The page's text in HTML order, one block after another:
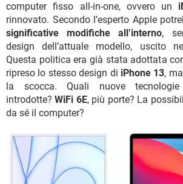
computer fisso all-in-one, ovvero un
rinnovato. Secondo l’esperto Apple
significative modifiche all’interno,
design dell’attuale modello, uscito
Questa politica era già stata adottata
ripreso lo stesso design di iPhone 13,
la scocca. Quali nuove
introdotte?WiFi 6E, più porte? La
da sé il computer?